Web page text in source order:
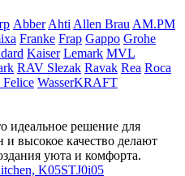
Abber Ahti Allen Brau AM.PM
Franke Frap Gappo Grohe
Kaiser Lemark MVL
RAV Slezak Ravak Rea Roca
WasserKRAFT
идеальное решение для
высокое качество делают
уюта и комфорта.